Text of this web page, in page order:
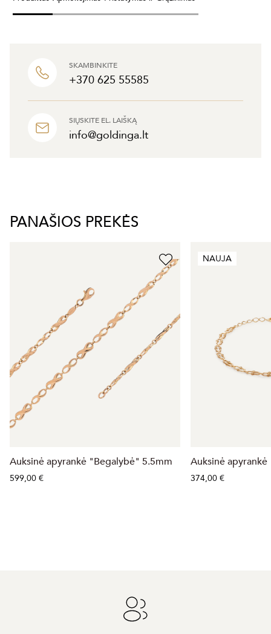
SKAMBINKITE
+370 625 55585
SIŲSKITE EL. LAIŠKĄ
info@goldinga.lt
PANAŠIOS PREKĖS
Auksinė apyrankė "Begalybė" 5.5mm
599,00 €
NAUJA
Auksinė apyrankė
374,00 €